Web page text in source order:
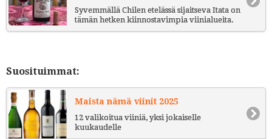
Syvemmällä Chilen etelässä sijaitseva Itata on
tämän hetken kiinnostavimpia viinialueita.
Suosituimmat:
Maista nämä viinit 2025
12 valikoitua viiniä, yksi jokaiselle
kuukaudelle